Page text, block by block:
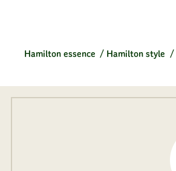
Hamilton essence Hamilton style